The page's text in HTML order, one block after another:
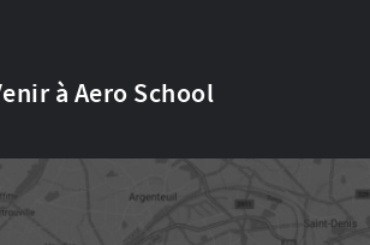
à Aero School